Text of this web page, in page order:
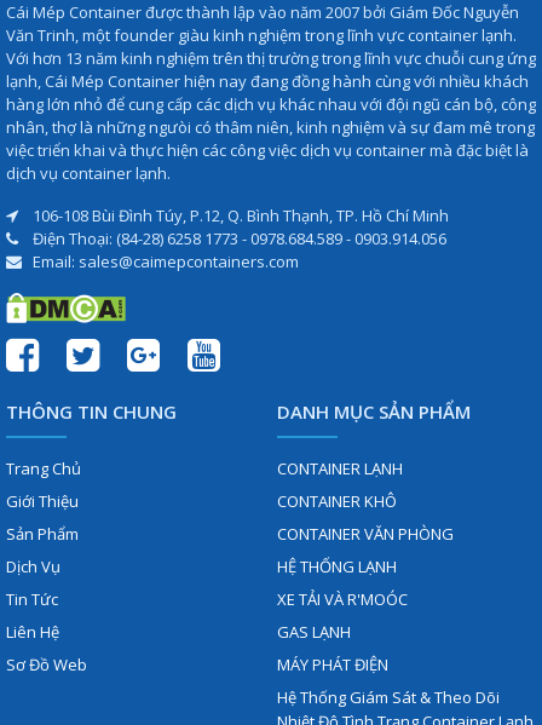
Cái Mép Container được thành lập vào năm 2007 bởi Giám Đốc Nguyễn
Văn Trinh, một founder giàu kinh nghiệm trong lĩnh vực container lạnh.
Với hơn 13 năm kinh nghiệm trên thị trường trong lĩnh vực chuỗi cung ứng
lạnh, Cái Mép Container hiện nay đang đồng hành cùng với nhiều khách
hàng lớn nhỏ để cung cấp các dịch vụ khác nhau với đội ngũ cán bộ, công
nhân, thợ là những ngưòi có thâm niên, kinh nghiệm và sự đam mê trong
việc triển khai và thực hiện các công việc dịch vụ container mà đặc biệt là
dịch vụ container lạnh.
106-108 Bùi Đình Túy, P.12, Q. Bình Thạnh, TP. Hồ Chí Minh
Điện Thoại: (84-28) 6258 1773 - 0978.684.589 - 0903.914.056
Email: sales@caimepcontainers.com
THÔNG TIN CHUNG
Trang Chủ
Giới Thiệu
Sản Phẩm
Dịch Vụ
Tin Tức
Liên Hệ
Sơ Đồ Web
DANH MỤC SẢN PHẨM
CONTAINER LẠNH
CONTAINER KHÔ
CONTAINER VĂN PHÒNG
HỆ THỐNG LẠNH
XE TẢI VÀ R'MOÓC
GAS LẠNH
MÁY PHÁT ĐIỆN
Hệ Thống Giám Sát & Theo Dõi